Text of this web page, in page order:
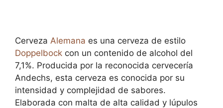
Cerveza Alemana es una cerveza de estilo
Doppelbock con un contenido de alcohol del
7,1%. Producida por la reconocida cervecería
Andechs, esta cerveza es conocida por su
intensidad y complejidad de sabores.
Elaborada con malta de alta calidad y lúpulos